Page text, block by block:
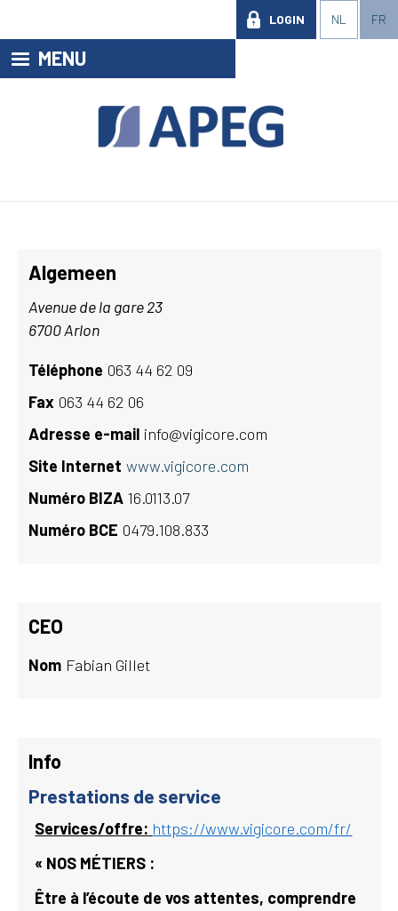
NL FR
LOGIN
MENU
Algemeen
Avenue de la gare 23
6700 Arlon
Téléphone 063 44 62 09
Fax 063 44 62 06
Adresse e-mail info@vigicore.com
Site Internet www.vigicore.com
Numéro BIZA 16.0113.07
Numéro BCE 0479.108.833
CEO
Nom Fabian Gillet
Info
Prestations de service
Services/offre: https://www.vigicore.com/fr/
« NOS MÉTIERS :
Être à l’écoute de vos attentes, comprendre